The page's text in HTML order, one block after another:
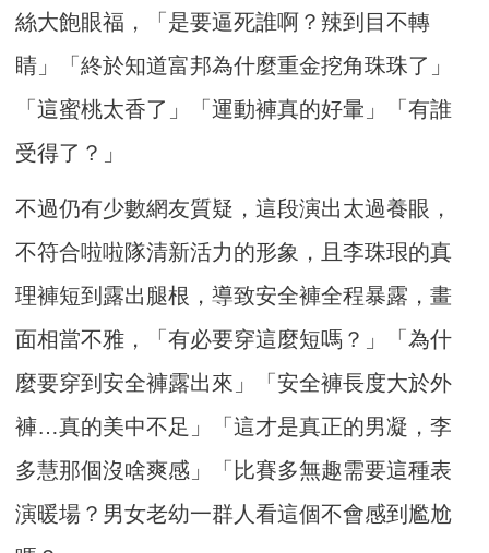
絲大飽眼福，「是要逼死誰啊？辣到目不轉
睛」「終於知道富邦為什麼重金挖角珠珠了」
「這蜜桃太香了」「運動褲真的好暈」「有誰
受得了？」
不過仍有少數網友質疑，這段演出太過養眼，
不符合啦啦隊清新活力的形象，且李珠珢的真
理褲短到露出腿根，導致安全褲全程暴露，畫
面相當不雅，「有必要穿這麼短嗎？」「為什
麼要穿到安全褲露出來」「安全褲長度大於外
褲…真的美中不足」「這才是真正的男凝，李
多慧那個沒啥爽感」「比賽多無趣需要這種表
演暖場？男女老幼一群人看這個不會感到尷尬